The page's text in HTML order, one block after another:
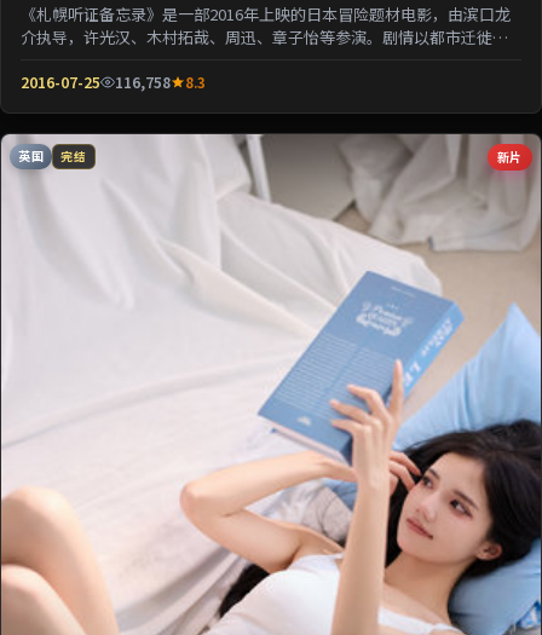
《札幌听证备忘录》是一部2016年上映的日本冒险题材电影，由滨口龙
介执导，许光汉、木村拓哉、周迅、章子怡等参演。剧情以都市迁徙为
2016-07-25 116,758 8.3
新片
英国 完结